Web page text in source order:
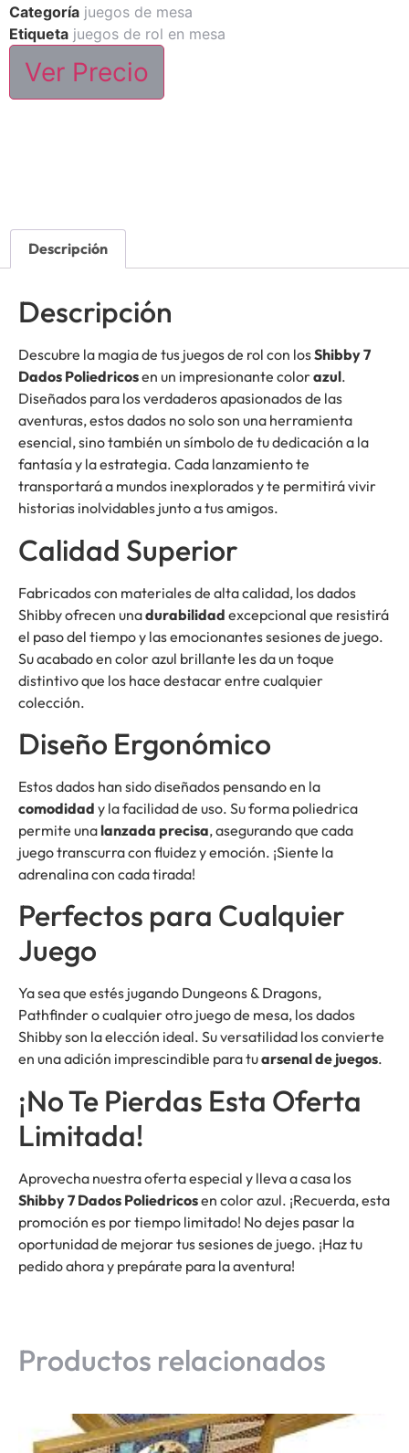
Categoría juegos de mesa
Etiqueta juegos de rol en mesa
Ver Precio
Descripción
Descripción
Descubre la magia de tus juegos de rol con losShibby 7
Dados Poliedricosen un impresionante colorazul.
Diseñados para los verdaderos apasionados de las
aventuras, estos dados no solo son una herramienta
esencial, sino también un símbolo de tu dedicación a la
fantasía y la estrategia. Cada lanzamiento te
transportará a mundos inexplorados y te permitirá vivir
historias inolvidables junto a tus amigos.
Calidad Superior
Fabricados con materiales de alta calidad, los dados
Shibby ofrecen unadurabilidad excepcional que resistirá
el paso del tiempo y las emocionantes sesiones de juego.
Su acabado en color azul brillante les da un toque
distintivo que los hace destacar entre cualquier
colección.
Diseño Ergonómico
Estos dados han sido diseñados pensando en la
comodidad y la facilidad de uso. Su forma poliedrica
permite unalanzada precisa, asegurando que cada
juego transcurra con fluidez y emoción. ¡Siente la
adrenalina con cada tirada!
Perfectos para Cualquier
Juego
Ya sea que estés jugando Dungeons & Dragons,
Pathfinder o cualquier otro juego de mesa, los dados
Shibby son la elección ideal. Su versatilidad los convierte
en una adición imprescindible para tuarsenal de juegos.
¡No Te Pierdas Esta Oferta
Limitada!
Aprovecha nuestra oferta especial y lleva a casa los
Shibby 7 Dados Poliedricosen color azul. ¡Recuerda, esta
promoción es por tiempo limitado! No dejes pasar la
oportunidad de mejorar tus sesiones de juego. ¡Haz tu
pedido ahora y prepárate para la aventura!
Productos relacionados